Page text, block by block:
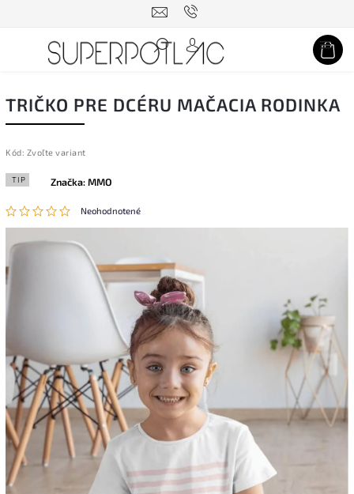
Hľadať
TRIČKO PRE DCÉRU MAČACIA RODINKA
Kód: Zvoľte variant
TIP
Neohodnotené
Značka:MMO